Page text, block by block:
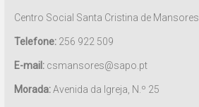
Centro Social Santa Cristina de Mansores
Telefone:256 922 509
E-mail:csmansores@sapo.pt
Morada:Avenida da Igreja, N.º 25